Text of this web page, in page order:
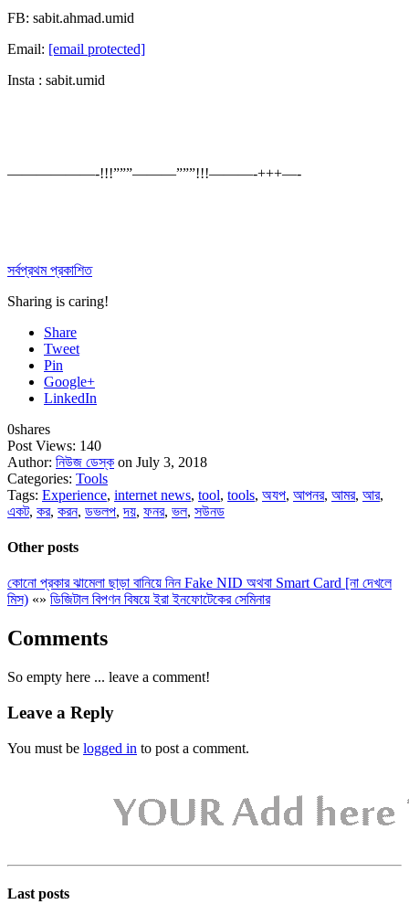
FB: sabit.ahmad.umid
Email: [email protected]
Insta : sabit.umid
——————-!!!”””———”””!!!———-+++—-
সর্বপ্রথম প্রকাশিত
Sharing is caring!
Share
Tweet
Pin
Google+
LinkedIn
0shares
Post Views: 140
Author: নিউজ ডেস্ক on July 3, 2018
Categories: Tools
Tags: Experience, internet news, tool, tools, অযপ, আপনর, আমর, আর,
একট, কর, করন, ডভলপ,দয়, ফনর, ভল, সউনড
Other posts
কোনো প্রকার ঝামেলা ছাড়া বানিয়ে নিন Fake NID অথবা Smart Card [না দেখলে
মিস) «» ডিজিটাল বিপণন বিষয়ে ইরা ইনফোটেকের সেমিনার
Comments
So empty here ... leave a comment!
Leave a Reply
You must be logged in to post a comment.
Last posts